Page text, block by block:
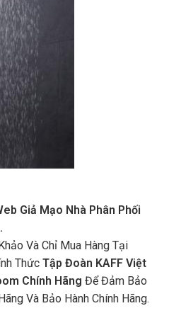
Giả Mạo Nhà Phân Phối
Và Chỉ Mua Hàng Tại
Thức Tập Đoàn KAFF Việt
Chính Hãng Để Đảm Bảo
Và Bảo Hành Chính Hãng.